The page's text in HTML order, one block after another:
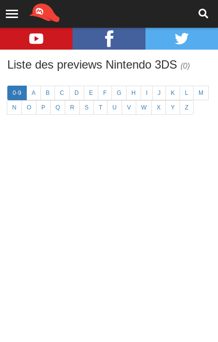
Liste des previews Nintendo 3DS (0)
0-9 A B C D E F G H J K L M
N O P Q R S T U V W X Y Z